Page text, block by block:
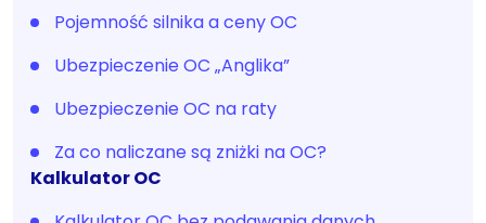
Pojemność silnika a ceny OC
Ubezpieczenie OC „Anglika”
Ubezpieczenie OC na raty
Za co naliczane są zniżki na OC?
Kalkulator OC